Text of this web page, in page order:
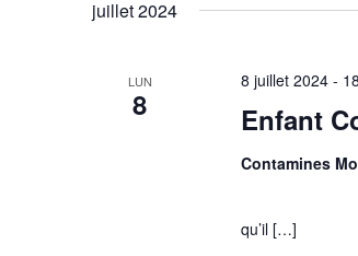
juillet 2024
LUN
8 Enfant
8 juillet 2024-
Contamines
Besoin de
qu’il […]